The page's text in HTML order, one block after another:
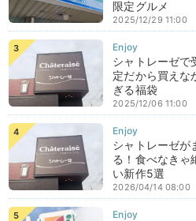
限定グルメ
2025/12/29 11:00
シャトレーゼで
定だから買えな
ぎる福袋
2025/12/06 11:00
シャトレーゼが
る！食べなき
い新作5選
2026/04/14 08:00